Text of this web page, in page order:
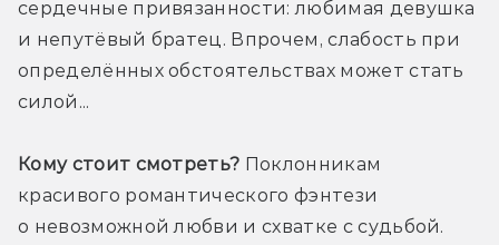
сердечные привязанности: любимая девушка
и непутёвый братец. Впрочем, слабость при
определённых обстоятельствах может стать
силой...
Кому стоит смотреть? Поклонникам
красивого романтического фэнтези
о невозможной любви и схватке с судьбой.